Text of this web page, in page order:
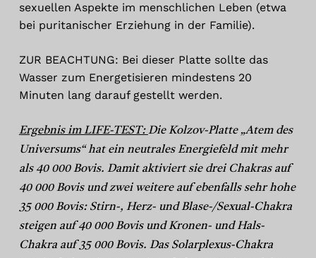
sexuellen Aspekte im menschlichen Leben (etwa
bei puritanischer Erziehung in der Familie).
ZUR BEACHTUNG: Bei dieser Platte sollte das
Wasser zum Energetisieren mindestens 20
Minuten lang darauf gestellt werden.
Ergebnis im LIFE-TEST:Die Kolzov-Platte „Atem des
Universums“ hat ein neutrales Energiefeld mit mehr
als 40 000 Bovis. Damit aktiviert sie drei Chakras auf
40 000 Bovis und zwei weitere auf ebenfalls sehr hohe
35 000 Bovis: Stirn-, Herz- und Blase-/Sexual-Chakra
steigen auf 40 000 Bovis und Kronen- und Hals-
Chakra auf 35 000 Bovis. Das Solarplexus-Chakra